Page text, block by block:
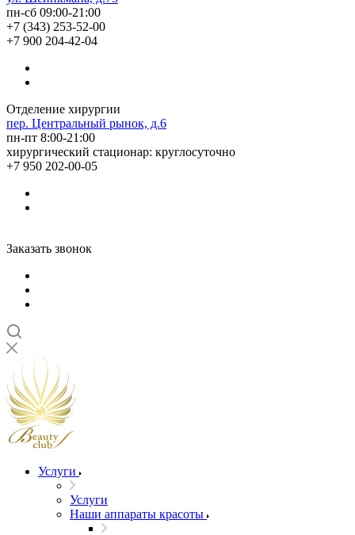
пн-сб 09:00-21:00
+7 (343) 253-52-00
+7 900 204-42-04
Отделение хирургии
пер. Центральный рынок, д.6
пн-пт 8:00-21:00
хирургический стационар: круглосуточно
+7 950 202-00-05
Заказать звонок
Услуги
Услуги
Наши аппараты красоты